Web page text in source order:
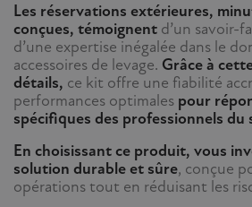
Les réservations extérieures,
conçues, témoignent d’un savoir-
d’une expertise inégalée dans le
accessoires de levage. Grâce à
détails, ce kit offre une fiabilité
performances optimales pour
spécifiques des professionnels du
En choisissant ce produit, vous
solution durable et sûre, conçue
opérations tout en réduisant les